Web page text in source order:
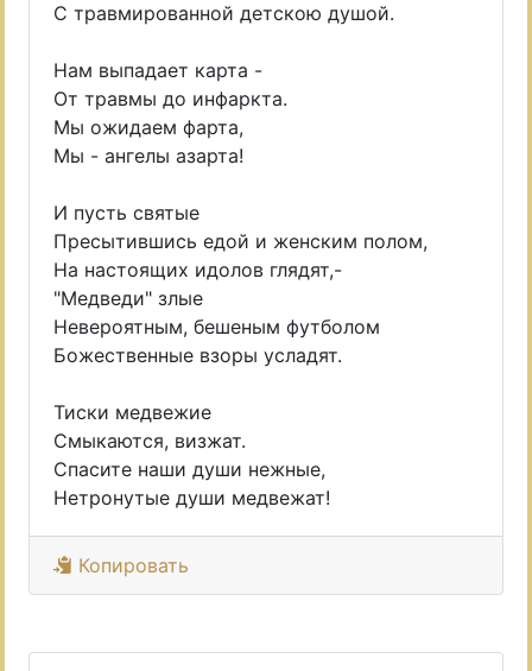
С травмированной детскою душой.
Нам выпадает карта -
От травмы до инфаркта.
Мы ожидаем фарта,
Мы - ангелы азарта!
И пусть святые
Пресытившись едой и женским полом,
На настоящих идолов глядят,-
"Медведи" злые
Невероятным, бешеным футболом
Божественные взоры усладят.
Тиски медвежие
Смыкаются, визжат.
Спасите наши души нежные,
Нетронутые души медвежат!
Копировать